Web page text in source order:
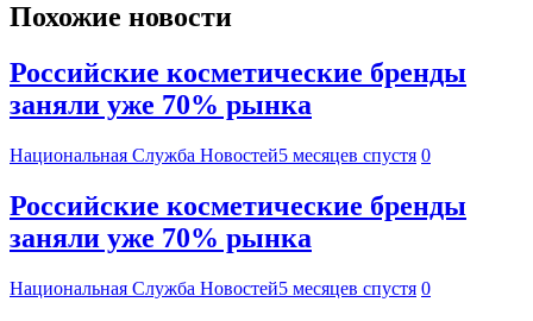
Похожие новости
Российские косметические бренды
заняли уже 70% рынка
Национальная Служба Новостей5 месяцев спустя 0
Российские косметические бренды
заняли уже 70% рынка
Национальная Служба Новостей5 месяцев спустя 0